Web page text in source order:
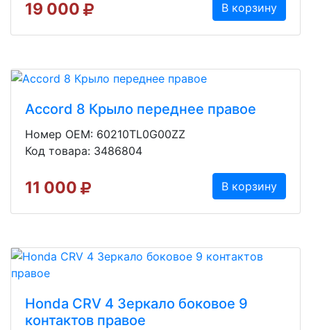
19 000 В корзину
Accord 8 Крыло переднее правое
Номер OEM: 60210TL0G00ZZ
Код товара: 3486804
11 000 В корзину
Honda CRV 4 Зеркало боковое 9
контактов правое